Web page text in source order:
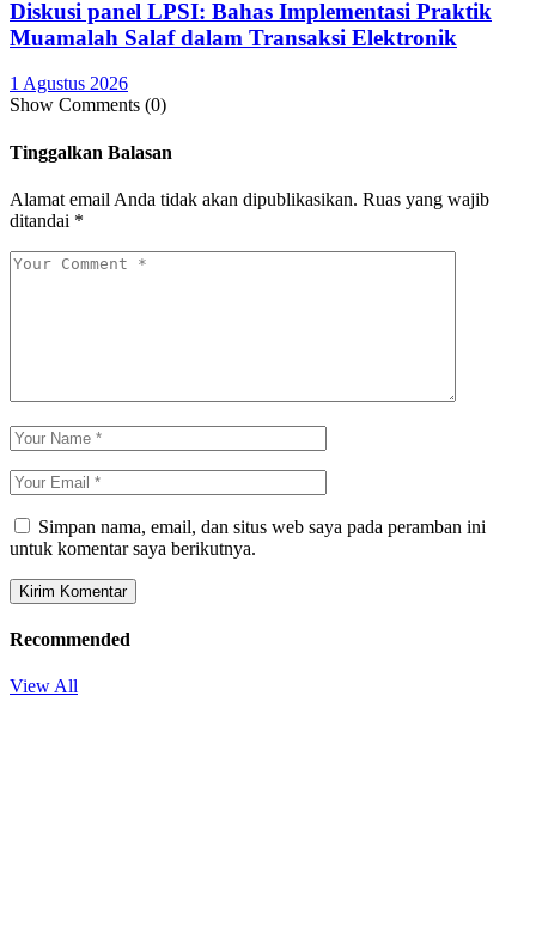
Diskusi panel LPSI: Bahas Implementasi Praktik
Muamalah Salaf dalam Transaksi Elektronik
1 Agustus 2026
Show Comments (0)
Tinggalkan Balasan
Alamat email Anda tidak akan dipublikasikan. Ruas yang wajib
ditandai *
Simpan nama, email, dan situs web saya pada peramban ini
untuk komentar saya berikutnya.
Recommended
View All